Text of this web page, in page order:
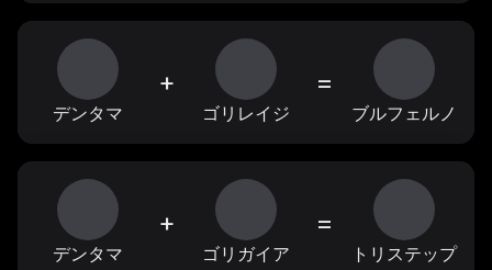
デンタマ
+
ゴリレイジ
=
ブルフェルノ
デンタマ
+
ゴリガイア
=
トリステップ